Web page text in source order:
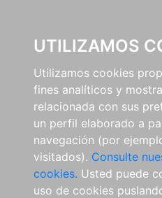
UTILIZAMOS
Utilizamos cookies
fines analíticos y
relacionada con sus
un perfil elaborado a
navegación (por
visitados). Consulte
cookies. Usted puede
uso de cookies